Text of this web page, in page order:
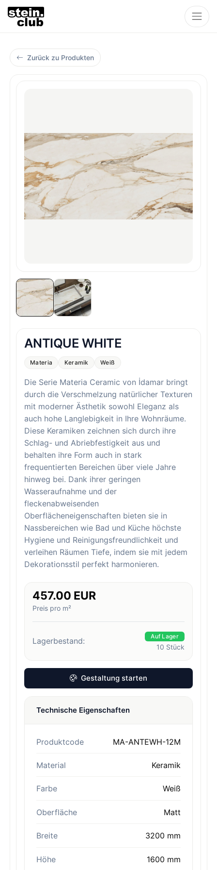
Zurück zu Produkten
ANTIQUE WHITE
Materia Keramik Weiß
Die Serie Materia Ceramic von İdamar bringt
durch die Verschmelzung natürlicher Texturen
mit moderner Ästhetik sowohl Eleganz als
auch hohe Langlebigkeit in Ihre Wohnräume.
Diese Keramiken zeichnen sich durch ihre
Schlag- und Abriebfestigkeit aus und
behalten ihre Form auch in stark
frequentierten Bereichen über viele Jahre
hinweg bei. Dank ihrer geringen
Wasseraufnahme und der
fleckenabweisenden
Oberflächeneigenschaften bieten sie in
Nassbereichen wie Bad und Küche höchste
Hygiene und Reinigungsfreundlichkeit und
verleihen Räumen Tiefe, indem sie mit jedem
Dekorationsstil perfekt harmonieren.
457.00 EUR
Preis pro m²
Lagerbestand: Auf Lager
10 Stück
Gestaltung starten
Technische Eigenschaften
Produktcode MA-ANTEWH-12M
Material Keramik
Farbe Weiß
Oberfläche Matt
Breite 3200 mm
Höhe 1600 mm